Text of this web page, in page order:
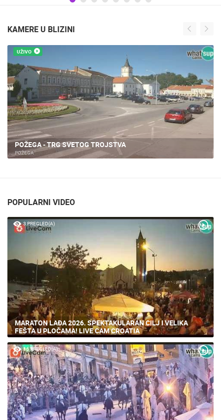
KAMERE U BLIZINI
UŽIVO
POŽEGA - TRG SVETOG TROJSTVA
POŽEGA
POPULARNI VIDEO
3 PREGLED(A)
MARATON LAĐA 2026. SPEKTAKULARAN CILJ I VELIKA
FEŠTA U PLOČAMA! LIVE CAM CROATIA
66 PREGLED(A)